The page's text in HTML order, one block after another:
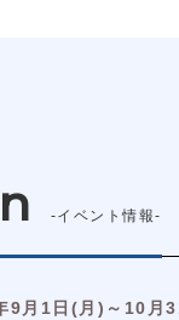
-イベント情報-
9月1日(月)～10月